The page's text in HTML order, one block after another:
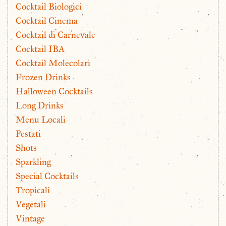
Cocktail Biologici
Cocktail Cinema
Cocktail di Carnevale
Cocktail IBA
Cocktail Molecolari
Frozen Drinks
Halloween Cocktails
Long Drinks
Menu Locali
Pestati
Shots
Sparkling
Special Cocktails
Tropicali
Vegetali
Vintage